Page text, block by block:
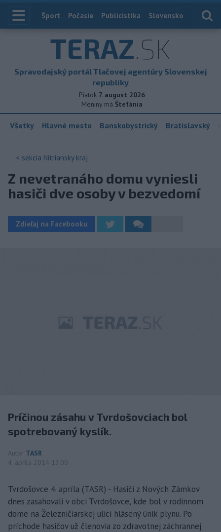
Index
Šport Počasie Publicistika Slovensko
TERAZ.SK
Spravodajský portál Tlačovej agentúry Slovenskej
republiky
Piatok 7. august 2026
Meniny má Štefánia
Všetky Hlavné mesto Banskobystrický Bratislavský
< sekcia Nitriansky kraj
Z nevetranáho domu vyniesli
hasiči dve osoby v bezvedomí
Zdieľaj na Facebooku
Príčinou zásahu v Tvrdošovciach bol
spotrebovaný kyslík.
Autor TASR
4. apríla 2014 13:00
Tvrdošovce 4. apríla (TASR) - Hasiči z Nových Zámkov
dnes zasahovali v obci Tvrdošovce, kde bol v rodinnom
dome na Železničiarskej ulici hlásený únik plynu. Po
príchode hasičov už členovia zo zdravotnej záchrannej